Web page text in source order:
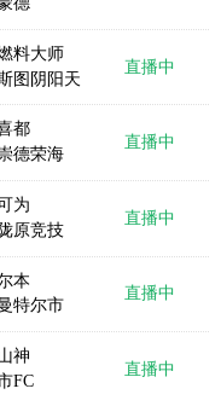
料大师
图阴阳天
直播中
都
德荣海
直播中
为
原竞技
直播中
本
特尔市
直播中
神
FC
直播中